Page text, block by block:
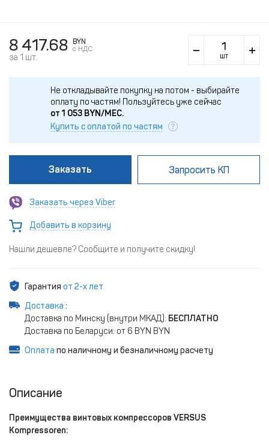
8 417.68
BYN
c НДС
за 1 шт. шт
Не откладывайте покупку на потом - выбирайте
оплату по частям! Пользуйтесь уже сейчас
от 1 053 BYN/МЕС.
Купить с оплатой по частям
Заказать Запросить КП
Заказать через Viber
Добавить в корзину
Нашли дешевле? Сообщите и получите скидку!
Гарантия от 2-х лет
Доставка :
Доставка по Минску (внутри МКАД): БЕСПЛАТНО
Доставка по Беларуси: от 6 BYN BYN
Оплата по наличному и безналичному расчету
Описание
Преимущества винтовых компрессоров VERSUS
Kompressoren: